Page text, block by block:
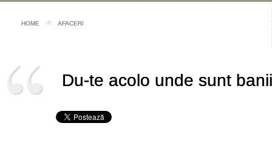
HOME AFACERI
Du-te acolo unde sunt